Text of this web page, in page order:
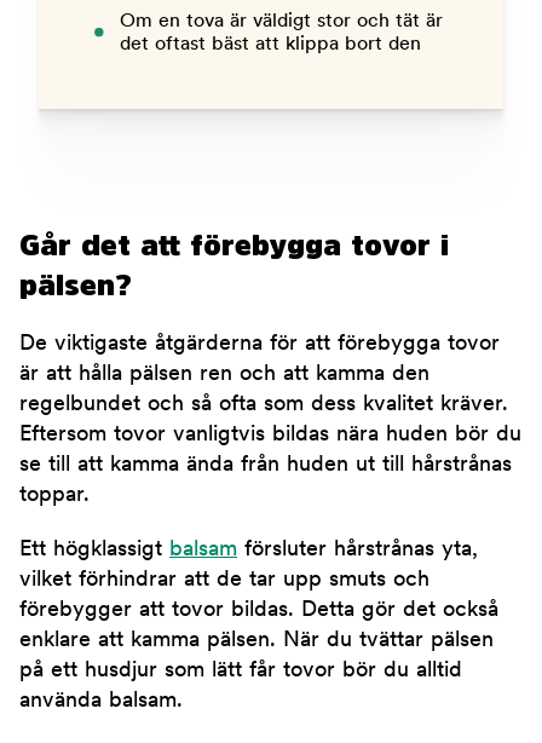
Om en tova är väldigt stor och tät är
det oftast bäst att klippa bort den
Går det att förebygga tovor i
pälsen?
De viktigaste åtgärderna för att förebygga tovor
är att hålla pälsen ren och att kamma den
regelbundet och så ofta som dess kvalitet kräver.
Eftersom tovor vanligtvis bildas nära huden bör du
se till att kamma ända från huden ut till hårstrånas
toppar.
Ett högklassigt balsam försluter hårstrånas yta,
vilket förhindrar att de tar upp smuts och
förebygger att tovor bildas. Detta gör det också
enklare att kamma pälsen. När du tvättar pälsen
på ett husdjur som lätt får tovor bör du alltid
använda balsam.